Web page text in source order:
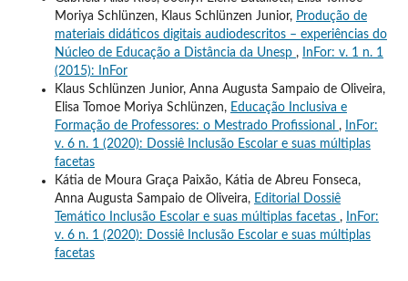
Moriya Schlünzen, Klaus Schlünzen Junior, Produção de
materiais didáticos digitais audiodescritos – experiências do
Núcleo de Educação a Distância da Unesp ,
InFor: v. 1 n. 1
(2015): InFor
Klaus Schlünzen Junior, Anna Augusta Sampaio de Oliveira,
Elisa Tomoe Moriya Schlünzen, Educação Inclusiva e
Formação de Professores: o Mestrado Profissional ,
InFor:
v. 6 n. 1 (2020): Dossiê Inclusão Escolar e suas múltiplas
facetas
Kátia de Moura Graça Paixão, Kátia de Abreu Fonseca,
Anna Augusta Sampaio de Oliveira, Editorial Dossiê
Temático Inclusão Escolar e suas múltiplas facetas ,
InFor:
v. 6 n. 1 (2020): Dossiê Inclusão Escolar e suas múltiplas
facetas